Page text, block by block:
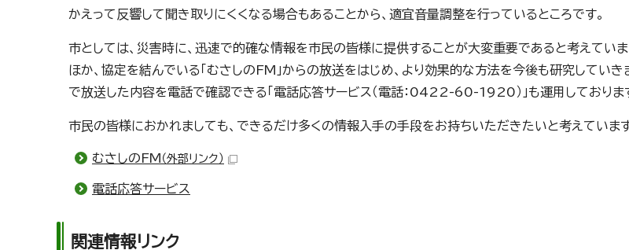
かえって反響して聞き取りにくくなる場合もあることから、適宜音量調整を行っているところです。
市としては、災害時に、迅速で的確な情報を市民の皆様に提供することが大変重要であると考えてい
ほか、協定を結んでいる「むさしのFM」からの放送をはじめ、より効果的な方法を今後も研究していき
で放送した内容を電話で確認できる「電話応答サービス（電話：0422-60-1920）」も運用しておりま
市民の皆様におかれましても、できるだけ多くの情報入手の手段をお持ちいただきたいと考えています
むさしのFM （外部リンク）
電話応答サービス
関連情報リンク